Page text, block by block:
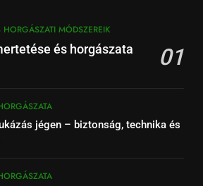
HORGÁSZATI MÓDSZEREIK
és horgászata 01
jégen – biztonság, technika és